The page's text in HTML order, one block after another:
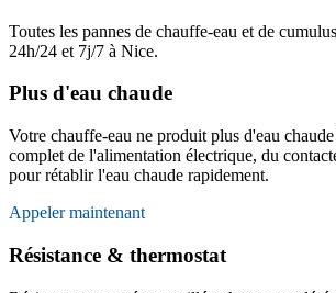
Toutes les pannes de chauffe-eau et de
24h/24 et 7j/7 à Nice.
Plus d'eau chaude
Votre chauffe-eau ne produit plus d'eau
complet de l'alimentation électrique, du
pour rétablir l'eau chaude rapidement.
Appeler maintenant
Résistance & thermostat